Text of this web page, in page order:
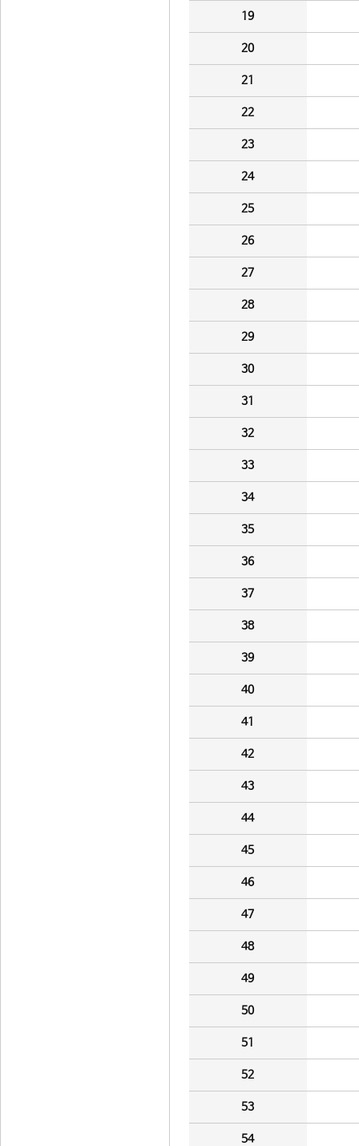
19
20
21
22
23
24
25
26
27
28
29
30
31
32
33
34
35
36
37
38
39
40
41
42
43
44
45
46
47
48
49
50
51
52
53
54